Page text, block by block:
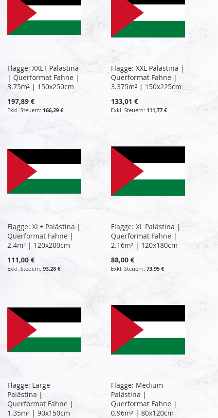
Flagge: XXL+ Palästina
| Querformat Fahne |
3.75m² | 150x250cm
197,89 €
166,29 €
Flagge: XXL Palästina |
Querformat Fahne |
3.375m² | 150x225cm
133,01 €
111,77 €
Flagge: XL+ Palästina |
Querformat Fahne |
2.4m² | 120x200cm
111,00 €
93,28 €
Flagge: XL Palästina |
Querformat Fahne |
2.16m² | 120x180cm
88,00 €
73,95 €
Flagge: Large
Palästina |
Querformat Fahne |
1.35m² | 90x150cm
Flagge: Medium
Palästina |
Querformat Fahne |
0.96m² | 80x120cm